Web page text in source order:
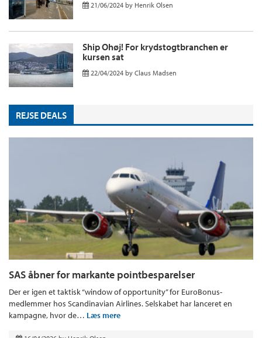
21/06/2024 by Henrik Olsen
Ship Ohøj! For krydstogtbranchen er
kursen sat
22/04/2024 by Claus Madsen
REJSE DEALS
SAS åbner for markante pointbesparelser
Der er igen et taktisk “window of opportunity” for EuroBonus-
medlemmer hos Scandinavian Airlines. Selskabet har lanceret en
kampagne, hvor de… Læs mere